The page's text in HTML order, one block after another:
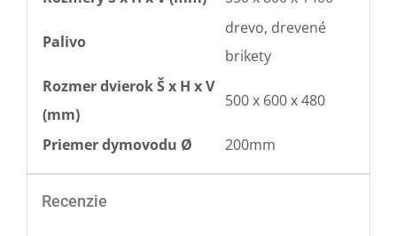
Palivo
drevo, drevené
brikety
Rozmer dvierok Š x H x V
(mm)
500 x 600 x 480
Priemer dymovodu Ø 200mm
Recenzie